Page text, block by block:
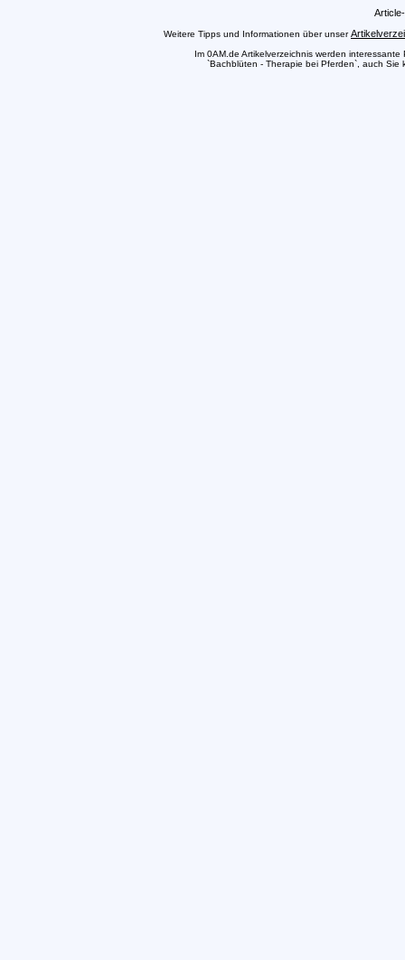
Weitere Tipps und Informationen über unser
Im 0AM.de Artikelverzeichnis werden
`Bachblüten - Therapie bei Pferden`, auch Sie